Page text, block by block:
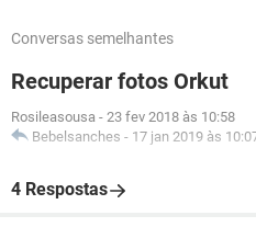
Conversas semelhantes
Recuperar fotos Orkut
Rosileasousa - 23 fev 2018 às 10:58
Bebelsanches - 17 jan 2019 às
4 Respostas